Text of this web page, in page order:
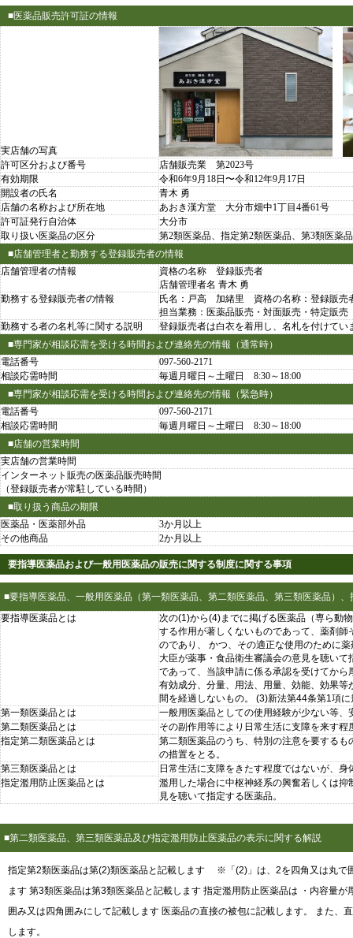
■医薬品販売許可証の情報
実店舗の写真
許可区分および番号
店舗販売業 第2023号
有効期限
令和6年9月18日〜令和12年9月17日
開設者の氏名
青木 勇
店舗の名称および所在地
あおき漢方堂 大分市畑中1丁目4番61号
許可証発行自治体
大分市
取り扱い医薬品の区分
第2類医薬品、指定第2類医薬品、第3類医薬品
■店舗管理者と勤務する登録販売者の情報
店舗管理者の情報
資格の名称 登録販売者
店舗管理者名 青木 勇
勤務する登録販売者の情報
氏名：戸高 加緒里 資格の名称：登録販売
担当業務：医薬品販売・対面販売・特定販
勤務する者の名札等に関する説明
登録販売者は白衣を着用し、名札を付けてい
■専門家が相談応需を受ける時間および連絡先の情報（通常時）
電話番号
097-560-2171
相談応需時間
毎週月曜日～土曜日 8:30～18:00
■専門家が相談応需を受ける時間および連絡先の情報（緊急時）
電話番号
097-560-2171
相談応需時間
毎週月曜日～土曜日 8:30～18:00
■店舗の営業時間
実店舗の営業時間
インターネット販売の医薬品販売時間
（登録販売者が常駐している時間）
■取り扱う商品の期限
医薬品・医薬部外品
3か月以上
その他商品
2か月以上
要指導医薬品および一般用医薬品の販売に関する制度に関する事項
■要指導医薬品、一般用医薬品（第一類医薬品、第二類医薬品、第三類医薬品）
要指導医薬品とは
次の(1)から(4)までに掲げる医薬品（専ら動
する作用が著しくないものであって、薬剤
のであり、 かつ、その適正な使用のために
大臣が薬事・食品衛生審議会の意見を聴い
であって、当該申請に係る承認を受けてか
有効成分、分量、用法、用量、効能、効果
間を経過しないもの。 (3)新法第44条第1項
第一類医薬品とは
一般用医薬品としての使用経験が少ない等
第二類医薬品とは
その副作用等により日常生活に支障を来す
指定第二類医薬品とは
第二類医薬品のうち、特別の注意を要する
の措置をとる。
第三類医薬品とは
日常生活に支障をきたす程度ではないが、
指定濫用防止医薬品とは
濫用した場合に中枢神経系の興奮若しくは
見を聴いて指定する医薬品。
■第二類医薬品、第三類医薬品及び指定濫用防止医薬品の表示に関する解説
指定第2類医薬品は第(2)類医薬品と記載します ※「(2)」は、2を四角又は丸で
ます 第3類医薬品は第3類医薬品と記載します 指定濫用防止医薬品は ・内容量
囲み又は四角囲みにして記載します 医薬品の直接の被包に記載します。 また
します。